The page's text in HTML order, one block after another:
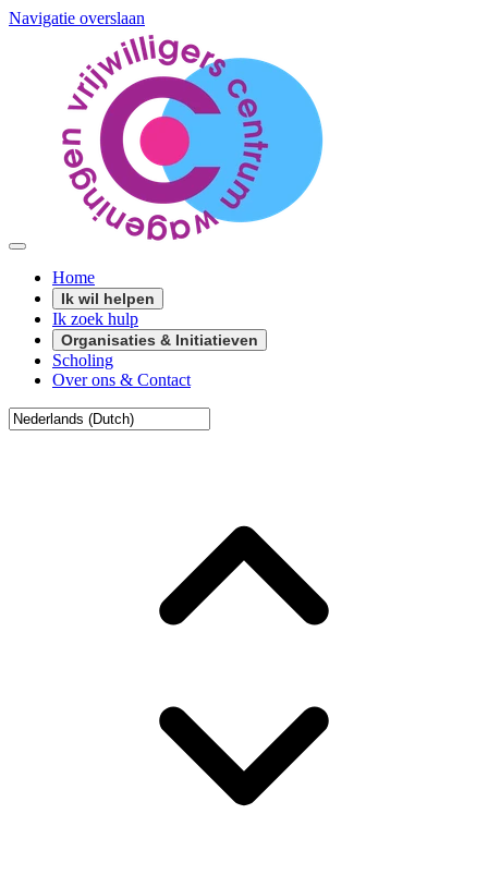
Navigatie overslaan
Home
Ik wil helpen
Ik zoek hulp
Organisaties & Initiatieven
Scholing
Over ons & Contact